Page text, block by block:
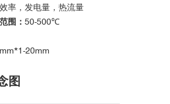
率，发电量，热流量
围： 50-500℃
20mm
图